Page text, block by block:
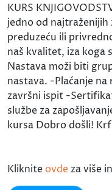
KURS
jedno od
preduzeću ili
naš kvalitet, iza koga
Nastava moži biti
nastava. -Plaćanje
završni ispit -
službe za
kursa Dobro došli!
Kliknite ovde za više